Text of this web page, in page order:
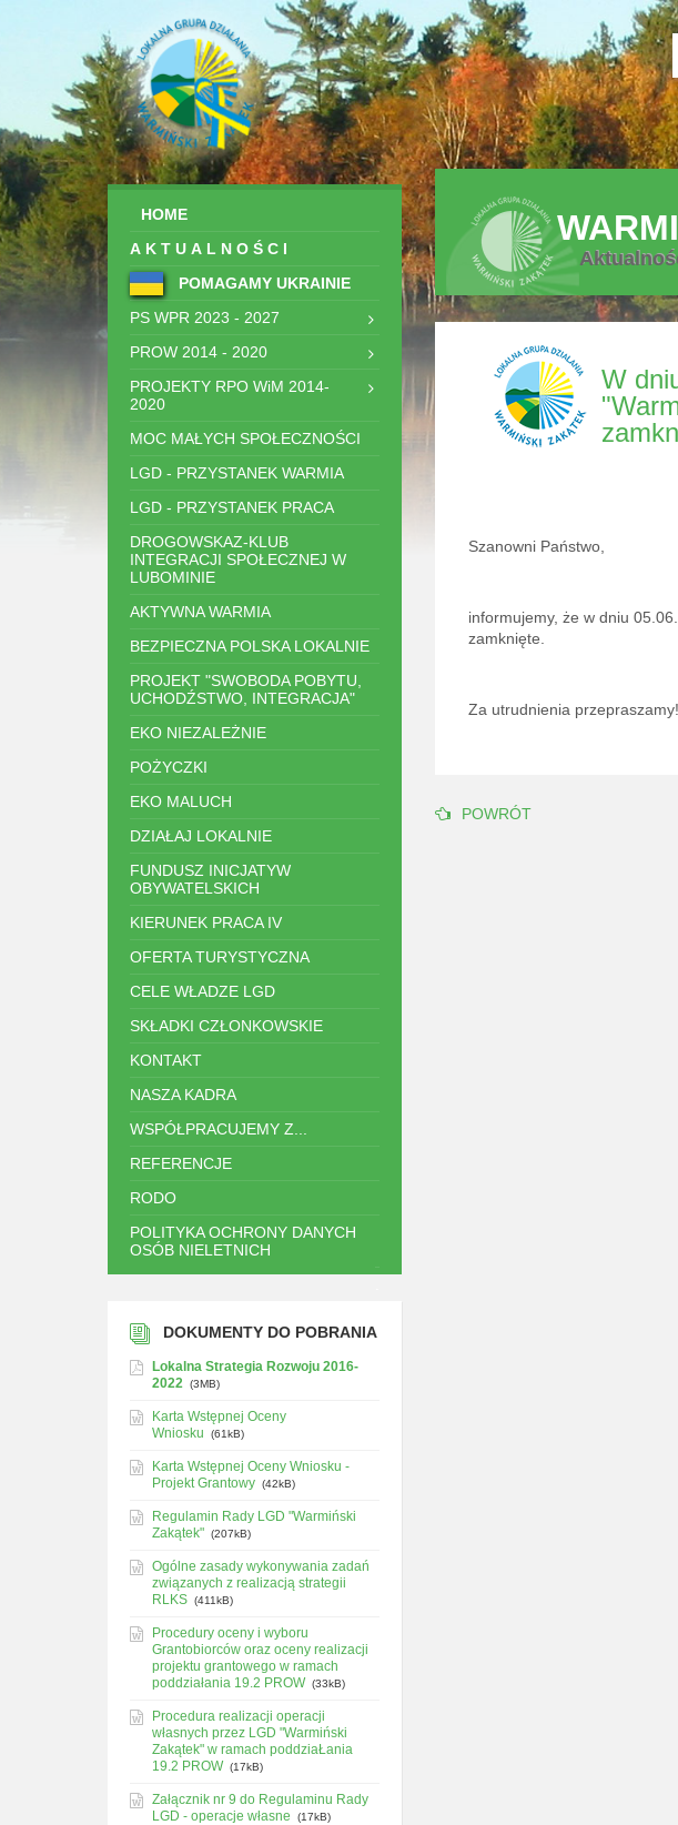
W
Szanowni Państwo,
informujemy, że w dniu
zamknięte.
Za utrudnienia przepraszamy!
POWRÓT
HOME
AKTUALNOŚCI
POMAGAMY UKRAINIE
PS WPR 2023 - 2027
PROW 2014 - 2020
PROJEKTY RPO WiM 2014-
2020
MOC MAŁYCH SPOŁECZNOŚCI
LGD - PRZYSTANEK WARMIA
LGD - PRZYSTANEK PRACA
DROGOWSKAZ-KLUB
INTEGRACJI SPOŁECZNEJ W
LUBOMINIE
AKTYWNA WARMIA
BEZPIECZNA POLSKA LOKALNIE
PROJEKT "SWOBODA POBYTU,
UCHODŹSTWO, INTEGRACJA"
EKO NIEZALEŻNIE
POŻYCZKI
EKO MALUCH
DZIAŁAJ LOKALNIE
FUNDUSZ INICJATYW
OBYWATELSKICH
KIERUNEK PRACA IV
OFERTA TURYSTYCZNA
CELE WŁADZE LGD
SKŁADKI CZŁONKOWSKIE
KONTAKT
NASZA KADRA
WSPÓŁPRACUJEMY Z...
REFERENCJE
RODO
POLITYKA OCHRONY DANYCH
OSÓB NIELETNICH
DOKUMENTY DO POBRANIA
Lokalna Strategia Rozwoju 2016-
2022 (3MB)
Karta Wstępnej Oceny
Wniosku
(61kB)
Karta Wstępnej Oceny Wniosku -
Projekt Grantowy (42kB)
Regulamin Rady LGD "Warmiński
Zakątek" (207kB)
Ogólne zasady wykonywania zadań
związanych z realizacją strategii
RLKS (411kB)
Procedury oceny i wyboru
Grantobiorców oraz oceny realizacji
projektu grantowego w ramach
poddziałania 19.2 PROW (33kB)
Procedura realizacji operacji
własnych przez LGD "Warmiński
Zakątek" w ramach poddziaŁania
19.2 PROW (17kB)
Załącznik nr 9 do Regulaminu Rady
LGD - operacje własne
(17kB)